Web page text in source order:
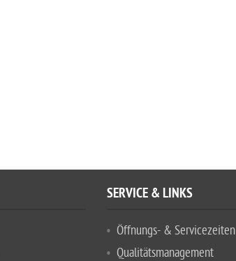
SERVICE & LINKS
Öffnungs- & Servicezeiten
Qualitätsmanagement